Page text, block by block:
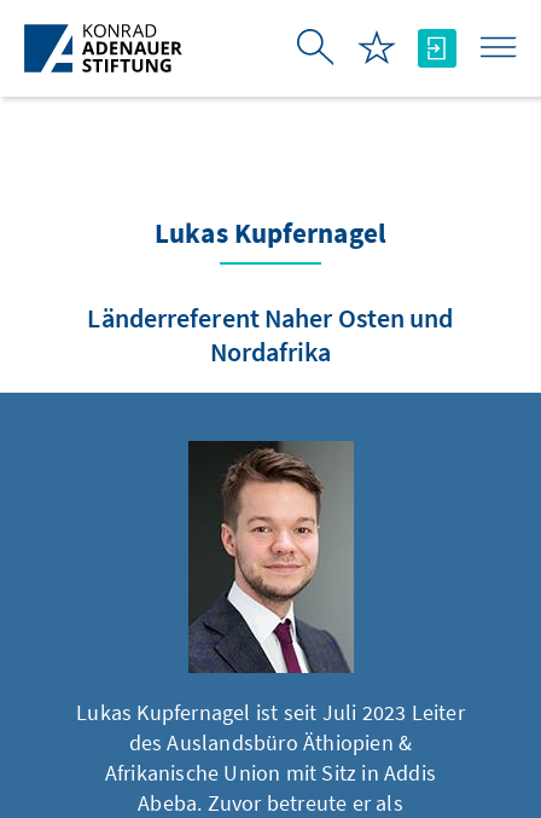
Skip to Main Content
Lukas Kupfernagel
Länderreferent Naher Osten und
Nordafrika
Lukas Kupfernagel ist seit Juli 2023 Leiter
des Auslandsbüro Äthiopien &
Afrikanische Union mit Sitz in Addis
Abeba. Zuvor betreute er als